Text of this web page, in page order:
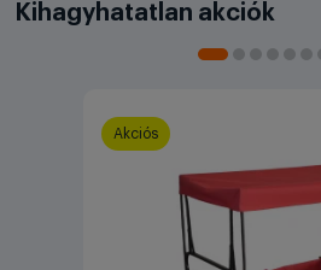
Kihagyhatatlan akciók
Akciós